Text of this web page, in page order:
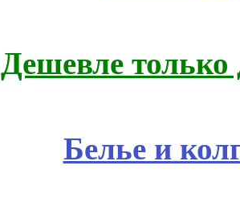
Дешевле
Белье и